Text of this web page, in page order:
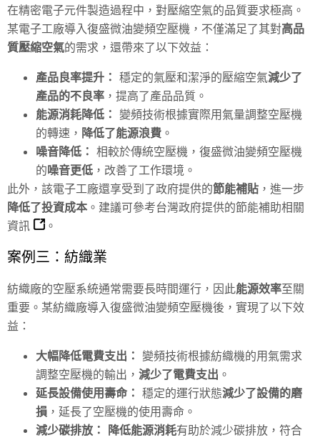
在精密電子元件製造過程中，對壓縮空氣的品質要求極高。
某電子工廠導入復盛微油變頻空壓機，不僅滿足了其對高品
質壓縮空氣的需求，還帶來了以下效益：
產品良率提升： 穩定的氣壓和潔淨的壓縮空氣減少了
產品的不良率 ，提高了產品品質。
能源消耗降低： 變頻技術根據實際用氣量調整空壓機
的轉速， 降低了能源浪費 。
噪音降低： 相較於傳統空壓機，復盛微油變頻空壓機
的噪音更低 ，改善了工作環境。
此外，該電子工廠還享受到了政府提供的節能補貼 ，進一步
降低了投資成本 。建議可參考台灣政府提供的節能補助相關
資訊
。
案例三：紡織業
紡織廠的空壓系統通常需要長時間運行，因此能源效率至關
重要。某紡織廠導入復盛微油變頻空壓機後，實現了以下效
益：
大幅降低電費支出： 變頻技術根據紡織機的用氣需求
調整空壓機的輸出， 減少了電費支出 。
延長設備使用壽命： 穩定的運行狀態減少了設備的磨
損 ，延長了空壓機的使用壽命。
減少碳排放： 降低能源消耗有助於減少碳排放，符合